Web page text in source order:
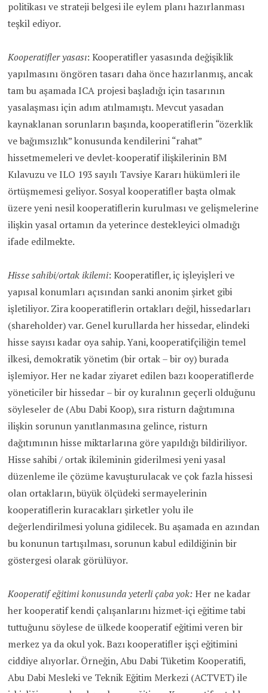
politikası ve strateji belgesi ile eylem planı hazırlanması
teşkil ediyor.
Kooperatifler yasası: Kooperatifler yasasında değişiklik
yapılmasını öngören tasarı daha önce hazırlanmış, ancak
tam bu aşamada ICA projesi başladığı için tasarının
yasalaşması için adım atılmamıştı. Mevcut yasadan
kaynaklanan sorunların başında, kooperatiflerin “özerklik
ve bağımsızlık” konusunda kendilerini “rahat”
hissetmemeleri ve devlet-kooperatif ilişkilerinin BM
Kılavuzu ve ILO 193 sayılı Tavsiye Kararı hükümleri ile
örtüşmemesi geliyor. Sosyal kooperatifler başta olmak
üzere yeni nesil kooperatiflerin kurulması ve gelişmelerine
ilişkin yasal ortamın da yeterince destekleyici olmadığı
ifade edilmekte.
Hisse sahibi/ortak ikilemi: Kooperatifler, iç işleyişleri ve
yapısal konumları açısından sanki anonim şirket gibi
işletiliyor. Zira kooperatiflerin ortakları değil, hissedarları
(shareholder) var. Genel kurullarda her hissedar, elindeki
hisse sayısı kadar oya sahip. Yani, kooperatifçiliğin temel
ilkesi, demokratik yönetim (bir ortak – bir oy) burada
işlemiyor. Her ne kadar ziyaret edilen bazı kooperatiflerde
yöneticiler bir hissedar – bir oy kuralının geçerli olduğunu
söyleseler de (Abu Dabi Koop), sıra risturn dağıtımına
ilişkin sorunun yanıtlanmasına gelince, risturn
dağıtımının hisse miktarlarına göre yapıldığı bildiriliyor.
Hisse sahibi / ortak ikileminin giderilmesi yeni yasal
düzenleme ile çözüme kavuşturulacak ve çok fazla hissesi
olan ortakların, büyük ölçüdeki sermayelerinin
kooperatiflerin kuracakları şirketler yolu ile
değerlendirilmesi yoluna gidilecek. Bu aşamada en azından
bu konunun tartışılması, sorunun kabul edildiğinin bir
göstergesi olarak görülüyor.
Kooperatif eğitimi konusunda yeterli çaba yok: Her ne kadar
her kooperatif kendi çalışanlarını hizmet-içi eğitime tabi
tuttuğunu söylese de ülkede kooperatif eğitimi veren bir
merkez ya da okul yok. Bazı kooperatifler işçi eğitimini
ciddiye alıyorlar. Örneğin, Abu Dabi Tüketim Kooperatifi,
Abu Dabi Mesleki ve Teknik Eğitim Merkezi (ACTVET) ile